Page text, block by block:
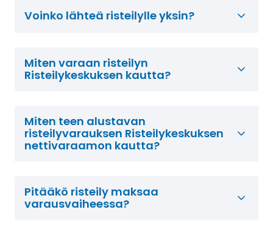
Voinko lähteä risteilylle yksin?
Miten varaan risteilyn
Risteilykeskuksen kautta?
Miten teen alustavan
risteilyvarauksen Risteilykeskuksen
nettivaraamon kautta?
Pitääkö risteily maksaa
varausvaiheessa?